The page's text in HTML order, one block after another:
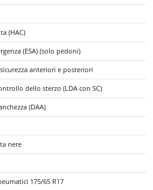
(HAC)
(ESA) (solo pedoni)
anteriori e posteriori
dello sterzo (LDA con SC)
(DAA)
nere
175/65 R17